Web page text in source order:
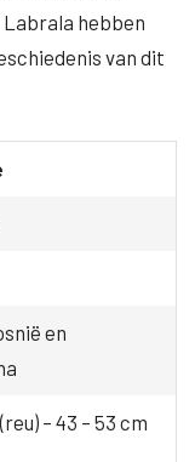
Labrala hebben
van dit
en
– 43 – 53 cm